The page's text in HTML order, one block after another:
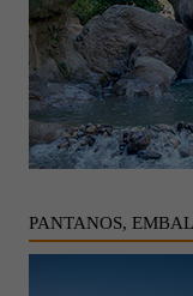
PANTANOS,